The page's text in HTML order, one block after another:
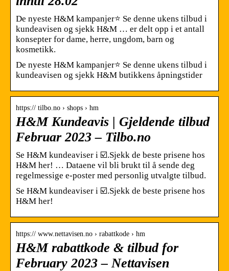
De nyeste H&M kampanjer⭐ Se denne ukens tilbud i
kundeavisen og sjekk H&M … er delt opp i et antall
konsepter for dame, herre, ungdom, barn og
kosmetikk.
De nyeste H&M kampanjer⭐ Se denne ukens tilbud i
kundeavisen og sjekk H&M butikkens åpningstider
https:// tilbo.no › shops › hm
H&M Kundeavis | Gjeldende tilbud
Februar 2023 – Tilbo.no
Se H&M kundeaviser i ☑️.Sjekk de beste prisene hos
H&M her! … Dataene vil bli brukt til å sende deg
regelmessige e-poster med personlig utvalgte tilbud.
Se H&M kundeaviser i ☑️.Sjekk de beste prisene hos
H&M her!
https:// www.nettavisen.no › rabattkode › hm
H&M rabattkode & tilbud for
February 2023 – Nettavisen